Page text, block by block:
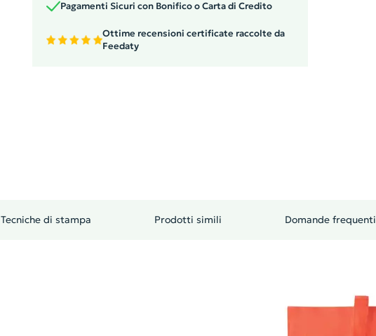
Pagamenti Sicuri con Bonifico o Carta di Credito
Ottime recensioni certificate raccolte da
Feedaty
Tecniche di stampa Prodotti simili Domande frequenti